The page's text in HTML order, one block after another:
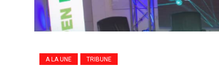
A LA UNE TRIBUNE